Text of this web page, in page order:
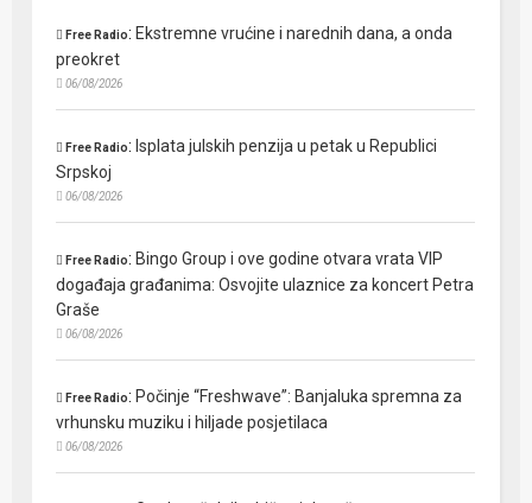
Free Radio: Ekstremne vrućine i narednih dana, a onda
preokret
06/08/2026
Free Radio: Isplata julskih penzija u petak u Republici
Srpskoj
06/08/2026
Free Radio: Bingo Group i ove godine otvara vrata VIP
događaja građanima: Osvojite ulaznice za koncert Petra
Graše
06/08/2026
Free Radio: Počinje “Freshwave”: Banjaluka spremna za
vrhunsku muziku i hiljade posjetilaca
06/08/2026